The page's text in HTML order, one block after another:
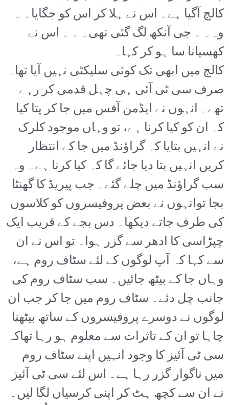
کالج آگیا ہے۔ اس نے ہلا کر اس کو جگایا۔ ۔
وہ۔ ۔ جی آنکھ لگ گئی تھی۔ ۔ ۔ اس نے
کھسیانا سا ہو کر کہا۔
کالج میں ابھی تک کوئی سلیکٹی نہیں آیا تھا۔
صرف سی ٹی آئی ہی چہل قدمی کر رہے
تھے۔ انہوں نے ایڈمن آفس میں جا کر پتا کیا
کہ ان کو کیا کرنا ہے، تو وہاں موجود کلرک
نے انہیں بتایا کہ گراؤنڈ میں جا کے انتظار
کریں انہیں بتا دیا جائے گا کہ کیا کرنا ہے۔ وہ
سب گراؤنڈ میں چلے گئے۔ جب پیریڈ کا گھنٹا
بجا توانہوں نے بعض پروفیسروں کو کلاسوں
کی طرف جاتے دیکھا۔ دس بجے کے قریب ایک
چپڑاسی کا ادھر سے گزر ہوا۔ تو اس نے ان
سے کہا کہ آپ لوگوں کے لئے سٹاف روم ہے،
وہاں جا کے بیٹھ جائیں۔ سب سٹاف روم کی
جانب چل دئے۔ سٹاف روم میں جا کر جب ان
لوگوں نے دوسرے پروفیسروں کے ساتھ بیٹھنا
چاہا تو ان کے تاثرات سے معلوم ہو رہا تھاکہ
سی ٹی آئیز کا وجود انہیں اپنے سٹاف روم
میں ناگوار گزر رہا ہے۔ اس لئے سی ٹی آئیز
نے ان سے کچھ ہٹ کر اپنی کرسیاں لگا لیں۔